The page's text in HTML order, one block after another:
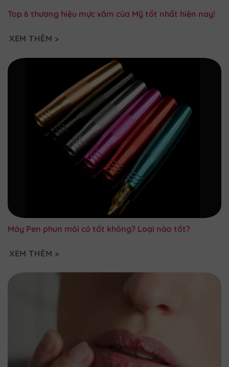
Top 6 thương hiệu mực xăm của Mỹ tốt nhất hiện nay!
XEM THÊM >
Máy Pen phun môi có tốt không? Loại nào tốt?
XEM THÊM >